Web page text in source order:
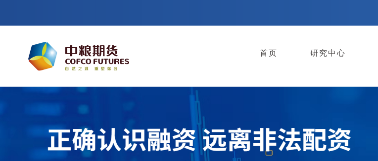
首页 研究中心